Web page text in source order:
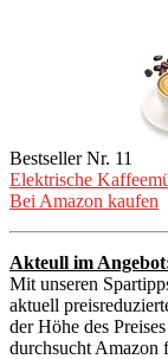
Bestseller Nr. 11
Elektrische
Bei Amazon kaufen
Akteull im
Mit unseren
aktuell
der Höhe des
durchsucht Amazon